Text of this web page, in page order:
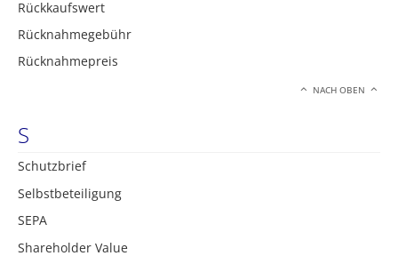
Rückkaufswert
Rücknahmegebühr
Rücknahmepreis
NACH OBEN
S
Schutzbrief
Selbstbeteiligung
SEPA
Shareholder Value